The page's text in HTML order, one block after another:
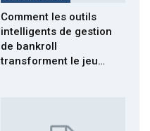
Comment les outils
intelligents de gestion
de bankroll
transforment le jeu…